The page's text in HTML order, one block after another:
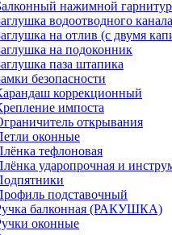
нажимной
водоотводного канала
на отлив (с двумя
на подоконник
паза штапика
безопасности
коррекционный
импоста
открывания
оконные
тефлоновая
ударопрочная и
подставочный
балконная (РАКУШКА)
оконные